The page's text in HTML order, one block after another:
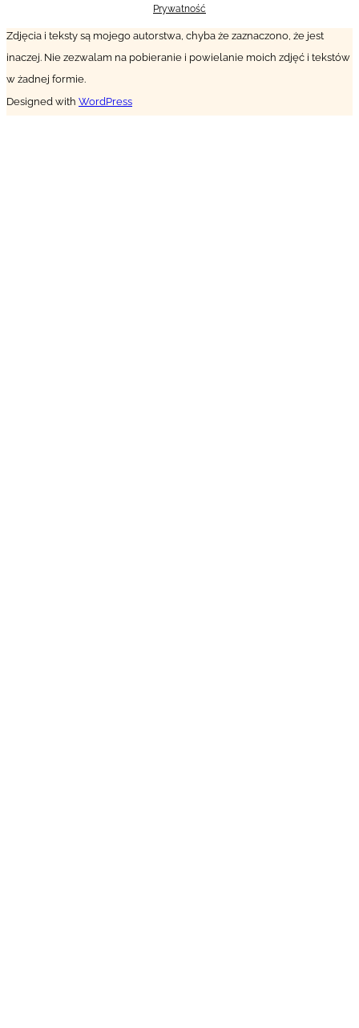
Prywatność
Zdjęcia i teksty są mojego autorstwa, chyba że zaznaczono, że jest
inaczej. Nie zezwalam na pobieranie i powielanie moich zdjęć i tekstów
w żadnej formie.
Designed with WordPress